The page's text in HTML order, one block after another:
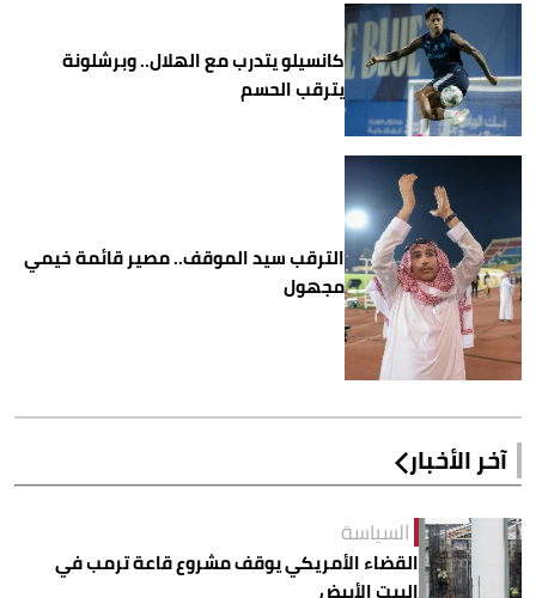
كانسيلو يتدرب مع الهلال.. وبرشلونة
يترقب الحسم
الترقب سيد الموقف.. مصير قائمة خيمي
مجهول
آخر الأخبار
السياسة
القضاء الأمريكي يوقف مشروع قاعة ترمب في